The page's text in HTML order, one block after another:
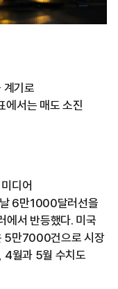
계기로
서는 매도 소진
디어
6만1000달러선을
서 반등했다. 미국
5만7000건으로 시장
4월과 5월 수치도